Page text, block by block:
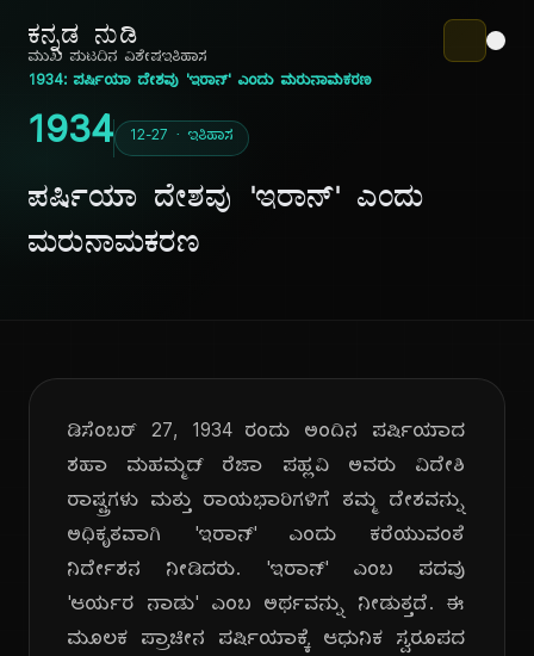
ಕನ್ನಡ ನುಡಿ
ಮುಖ ಪುಟದಿನ ವಿಶೇಷಇತಿಹಾಸ
1934: ಪರ್ಷಿಯಾ ದೇಶವು 'ಇರಾನ್' ಎಂದು ಮರುನಾಮಕರಣ
1934 12-27 · ಇತಿಹಾಸ
ಪರ್ಷಿಯಾ ದೇಶವು 'ಇರಾನ್' ಎಂದು
ಮರುನಾಮಕರಣ
ಡಿಸೆಂಬರ್ 27, 1934 ರಂದು ಅಂದಿನ ಪರ್ಷಿಯಾದ
ಶಹಾ ಮಹಮ್ಮದ್ ರೆಜಾ ಪಹ್ಲವಿ ಅವರು ವಿದೇಶಿ
ರಾಷ್ಟ್ರಗಳು ಮತ್ತು ರಾಯಭಾರಿಗಳಿಗೆ ತಮ್ಮ ದೇಶವನ್ನು
ಅಧಿಕೃತವಾಗಿ 'ಇರಾನ್' ಎಂದು ಕರೆಯುವಂತೆ
ನಿರ್ದೇಶನ ನೀಡಿದರು. 'ಇರಾನ್' ಎಂಬ ಪದವು
'ಆರ್ಯರ ನಾಡು' ಎಂಬ ಅರ್ಥವನ್ನು ನೀಡುತ್ತದೆ. ಈ
ಮೂಲಕ ಪ್ರಾಚೀನ ಪರ್ಷಿಯಾಕ್ಕೆ ಆಧುನಿಕ ಸ್ವರೂಪದ